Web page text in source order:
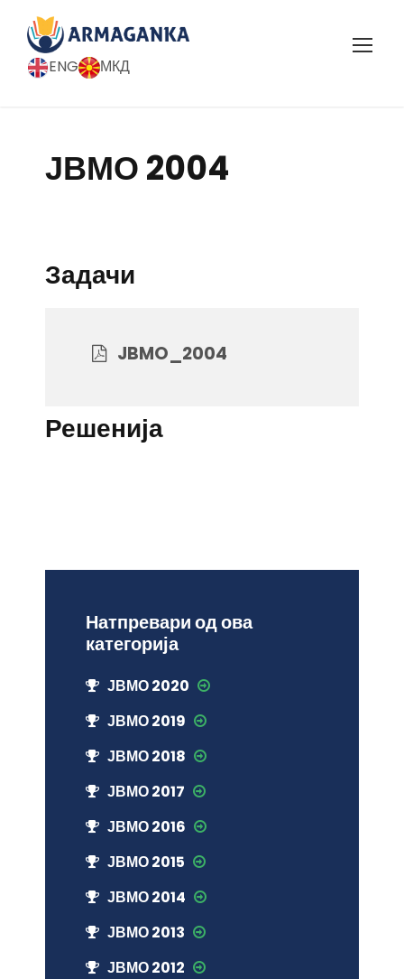
ENG МКД
ЈВМО 2004
Задачи
JBMO_2004
Решенија
Натпревари од ова
категорија
ЈВМО 2020
ЈВМО 2019
ЈВМО 2018
ЈВМО 2017
ЈВМО 2016
ЈВМО 2015
ЈВМО 2014
ЈВМО 2013
ЈВМО 2012